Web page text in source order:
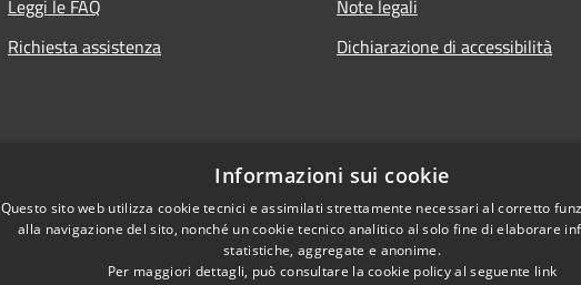
Leggi le FAQ
Richiesta assistenza
Note legali
Dichiarazione di accessibilità
Informazioni sui cookie
Questo sito web utilizza cookie tecnici e assimilati strettamente necessari al corretto
alla navigazione del sito, nonché un cookie tecnico analitico al solo fine di elaborare
statistiche, aggregate e anonime.
Per maggiori dettagli, può consultare la cookie policy al seguente link